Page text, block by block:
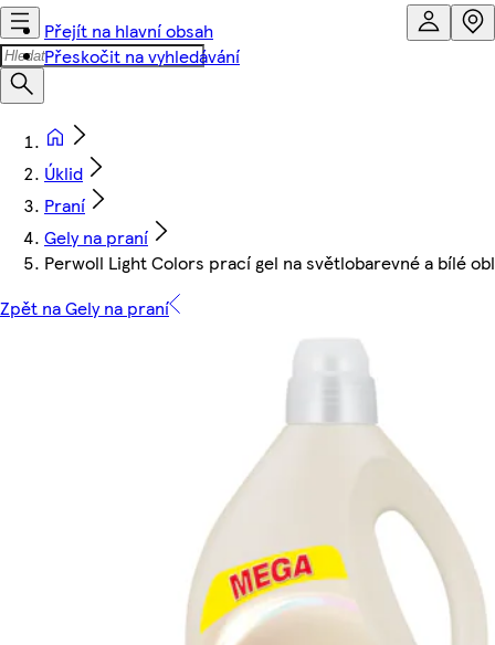
Přejít na hlavní obsah
Přeskočit na vyhledávání
Úklid
Praní
Gely na praní
Perwoll Light Colors prací gel na světlobarevné a bílé
Zpět na Gely na praní